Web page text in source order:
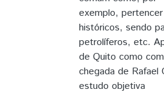
exemplo,
históricos, sendo
petrolíferos, etc.
de Quito como
chegada de Rafael
estudo objetiva